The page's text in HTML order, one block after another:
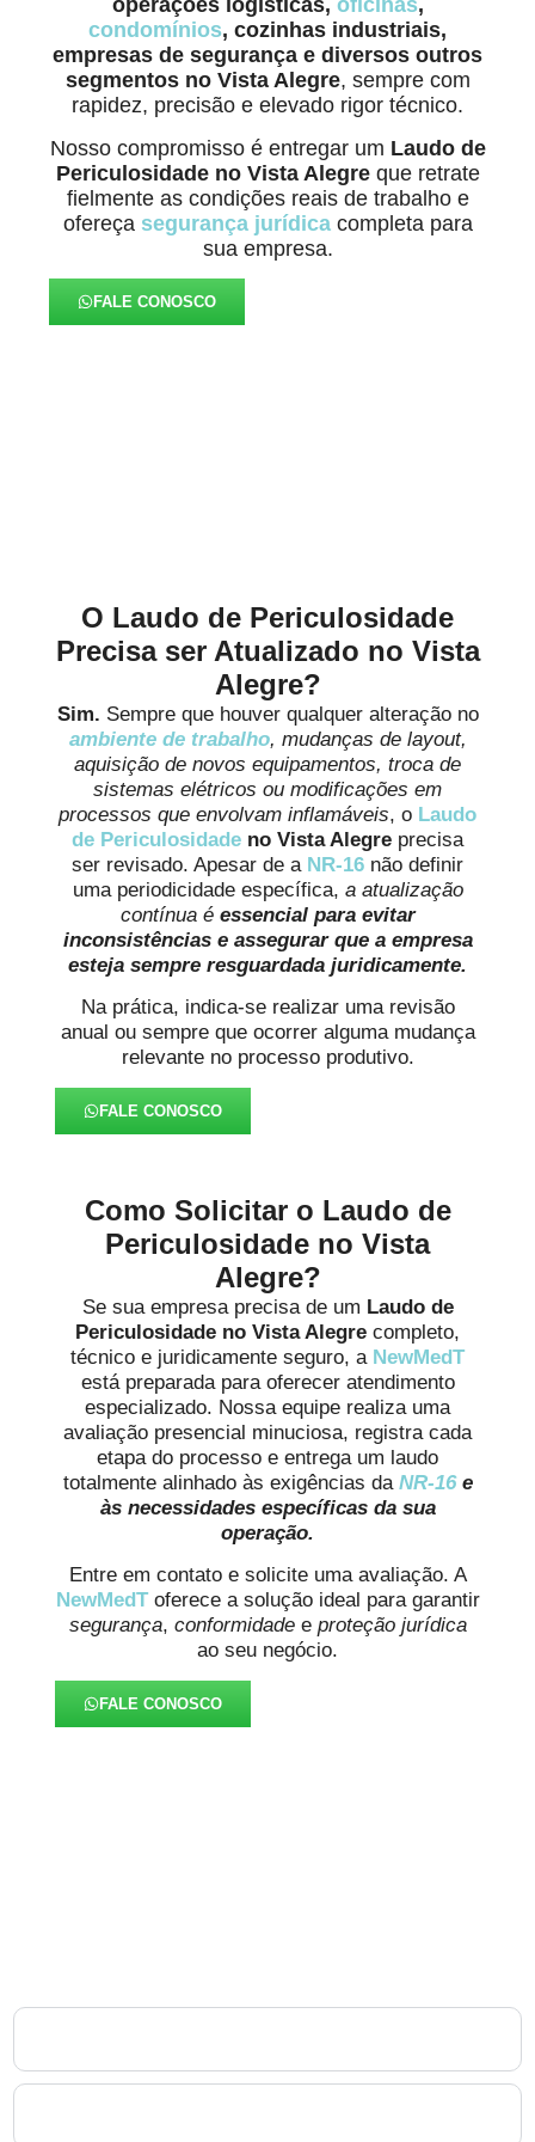
operações logísticas, oficinas,
condomínios, cozinhas industriais,
empresas de segurança e diversos outros
segmentos no Vista Alegre, sempre com
rapidez, precisão e elevado rigor técnico.
Nosso compromisso é entregar um Laudo de
Periculosidade no Vista Alegreque retrate
fielmente as condições reais de trabalho e
ofereça segurança jurídicacompleta para
sua empresa.
FALE CONOSCO
O Laudo de Periculosidade
Precisa ser Atualizado no Vista
Alegre?
Sim. Sempre que houver qualquer alteração no
ambiente de trabalho, mudanças de layout,
aquisição de novos equipamentos, troca de
sistemas elétricos ou modificações em
processos que envolvam inflamáveis, o Laudo
de Periculosidade no Vista Alegre precisa
ser revisado. Apesar de a NR-16 não definir
uma periodicidade específica, a atualização
contínua é essencial para evitar
inconsistências e assegurar que a empresa
esteja sempre resguardada juridicamente.
Na prática, indica-se realizar uma revisão
anual ou sempre que ocorrer alguma mudança
relevante no processo produtivo.
FALE CONOSCO
Como Solicitar o Laudo de
Periculosidade no Vista
Alegre?
Se sua empresa precisa de um Laudo de
Periculosidade no Vista Alegre completo,
técnico e juridicamente seguro, a NewMedT
está preparada para oferecer atendimento
especializado. Nossa equipe realiza uma
avaliação presencial minuciosa, registra cada
etapa do processo e entrega um laudo
totalmente alinhado às exigências da NR-16 e
às necessidades específicas da sua
operação.
Entre em contato e solicite uma avaliação. A
NewMedT oferece a solução ideal para garantir
segurança, conformidadee proteção jurídica
ao seu negócio.
FALE CONOSCO